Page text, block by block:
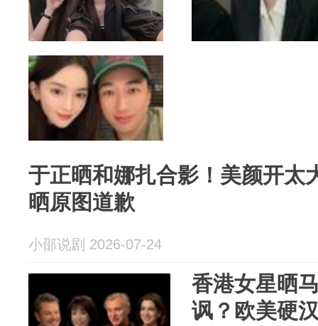
于正晒和娜扎合影！美颜开太
晒原图道歉
小邵说剧 2026-07-24
香港女星晒
讽？欧美硬